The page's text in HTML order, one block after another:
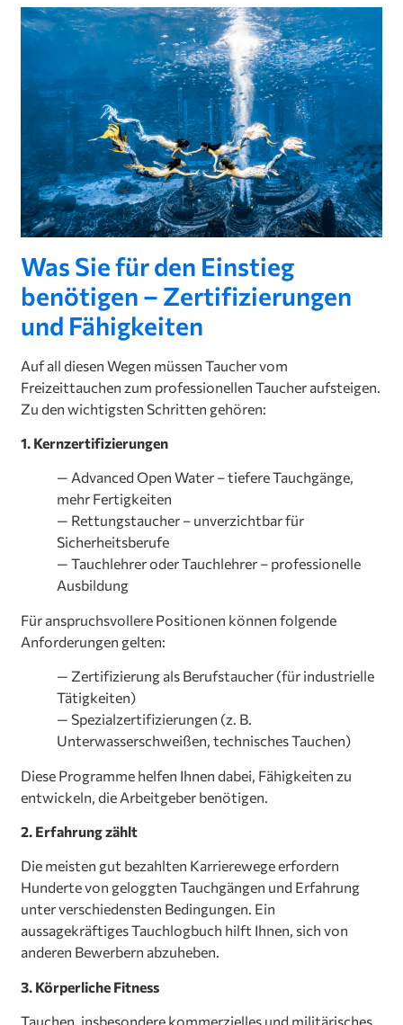
Was Sie für den Einstieg
benötigen – Zertifizierungen
und Fähigkeiten
Auf all diesen Wegen müssen Taucher vom
Freizeittauchen zum professionellen Taucher aufsteigen.
Zu den wichtigsten Schritten gehören:
1. Kernzertifizierungen
— Advanced Open Water – tiefere Tauchgänge,
mehr Fertigkeiten
— Rettungstaucher – unverzichtbar für
Sicherheitsberufe
— Tauchlehrer oder Tauchlehrer – professionelle
Ausbildung
Für anspruchsvollere Positionen können folgende
Anforderungen gelten:
— Zertifizierung als Berufstaucher (für industrielle
Tätigkeiten)
— Spezialzertifizierungen (z. B.
Unterwasserschweißen, technisches Tauchen)
Diese Programme helfen Ihnen dabei, Fähigkeiten zu
entwickeln, die Arbeitgeber benötigen.
2. Erfahrung zählt
Die meisten gut bezahlten Karrierewege erfordern
Hunderte von geloggten Tauchgängen und Erfahrung
unter verschiedensten Bedingungen. Ein
aussagekräftiges Tauchlogbuch hilft Ihnen, sich von
anderen Bewerbern abzuheben.
3. Körperliche Fitness
Tauchen, insbesondere kommerzielles und militärisches